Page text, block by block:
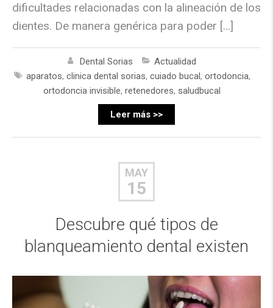
dificultades relacionadas con la alineación de los
dientes. De manera genérica para poder […]
Dental Sorias
Actualidad
aparatos, clinica dental sorias, cuiado bucal, ortodoncia,
ortodoncia invisible, retenedores, saludbucal
Leer más >>
MAY
15
Descubre qué tipos de
blanqueamiento dental existen